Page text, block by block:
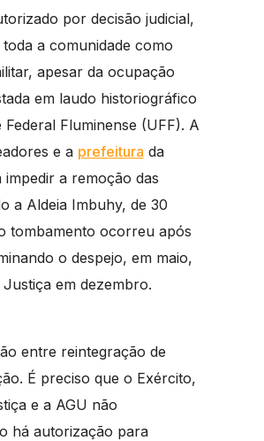
por decisão judicial,
a comunidade como
apesar da ocupação
em laudo historiográfico
Federal Fluminense (UFF). A
e a prefeitura da
impedir a remoção das
a Aldeia Imbuhy, de 30
tombamento ocorreu após
o despejo, em maio,
em dezembro.
entre reintegração de
É preciso que o Exército,
e a AGU não
há autorização para